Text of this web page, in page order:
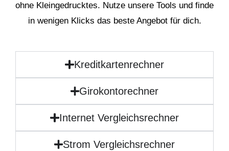
ohne Kleingedrucktes. Nutze unsere Tools und finde
in wenigen Klicks das beste Angebot für dich.
Kreditkartenrechner
Girokontorechner
Internet Vergleichsrechner
Strom Vergleichsrechner